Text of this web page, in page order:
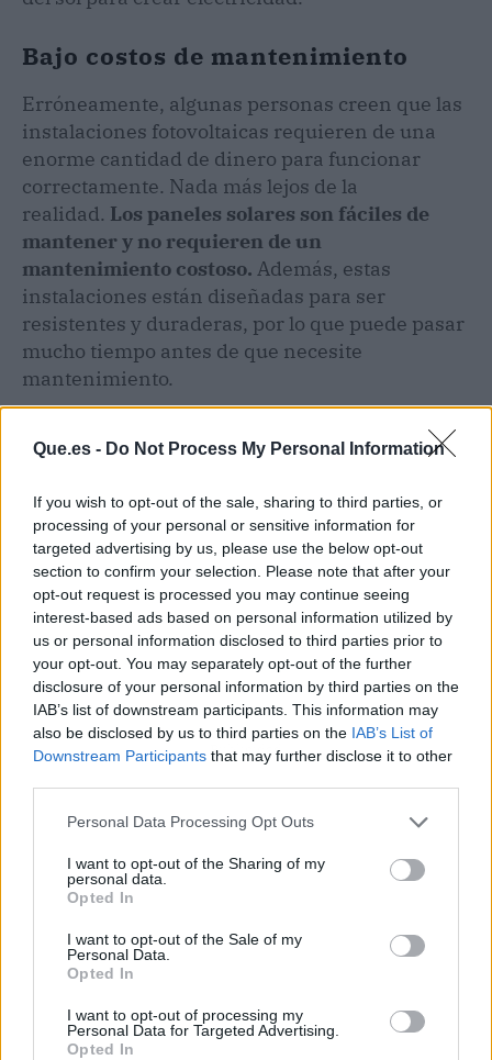
Que.es - Do Not Process My Personal Information
If you wish to opt-out of the sale, sharing to third parties, or
processing of your personal or sensitive information for
targeted advertising by us, please use the below opt-out
section to confirm your selection. Please note that after your
opt-out request is processed you may continue seeing
interest-based ads based on personal information utilized by
us or personal information disclosed to third parties prior to
your opt-out. You may separately opt-out of the further
disclosure of your personal information by third parties on the
IAB’s list of downstream participants. This information may
also be disclosed by us to third parties on the IAB’s List of
Downstream Participants that may further disclose it to other
Personal Data Processing Opt Outs
I want to opt-out of the Sharing of my
personal data.
Opted In
I want to opt-out of the Sale of my
Personal Data.
Opted In
I want to opt-out of processing my
Personal Data for Targeted Advertising.
Opted In
Bajo costos de mantenimiento
Erróneamente, algunas personas creen que las
instalaciones fotovoltaicas requieren de una
enorme cantidad de dinero para funcionar
correctamente. Nada más lejos de la
realidad. Los paneles solares son fáciles de
mantener y no requieren de un
mantenimiento costoso. Además, estas
instalaciones están diseñadas para ser
resistentes y duraderas, por lo que puede pasar
mucho tiempo antes de que necesite
mantenimiento.
Publicidad